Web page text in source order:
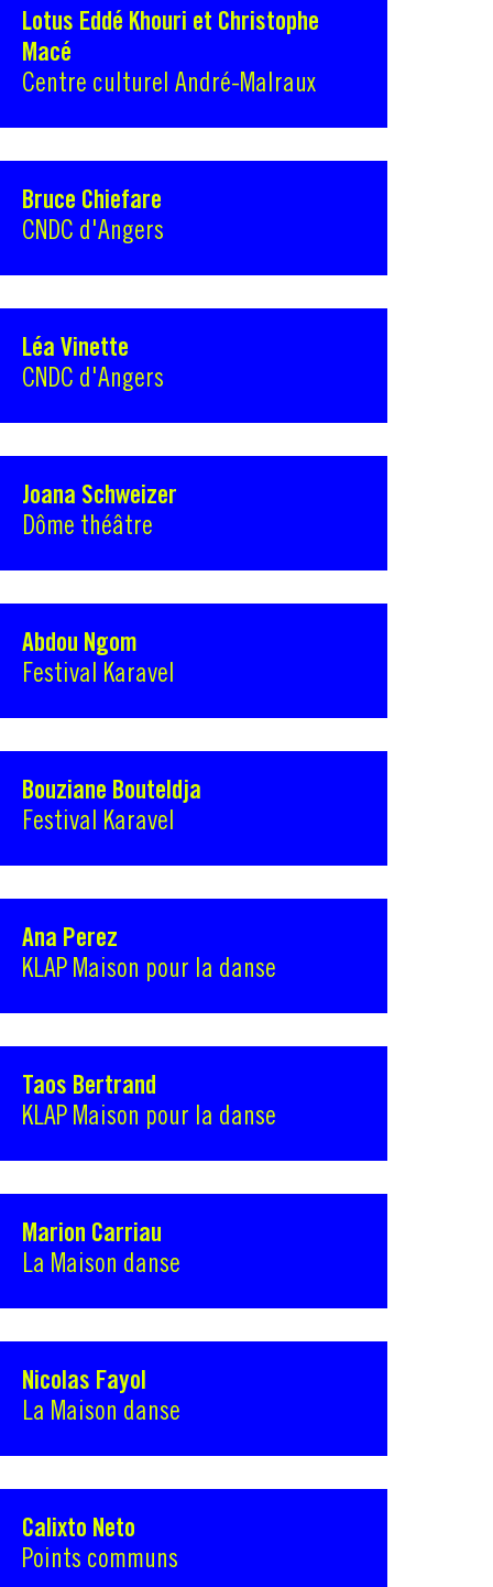
Lotus Eddé Khouri et Christophe
Macé
Centre culturel André-Malraux
Bruce Chiefare
CNDC d'Angers
Léa Vinette
CNDC d'Angers
Joana Schweizer
Dôme théâtre
Abdou Ngom
Festival Karavel
Bouziane Bouteldja
Festival Karavel
Ana Perez
KLAP Maison pour la danse
Taos Bertrand
KLAP Maison pour la danse
Marion Carriau
La Maison danse
Nicolas Fayol
La Maison danse
Calixto Neto
Points communs